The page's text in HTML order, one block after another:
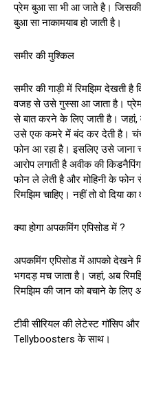
प्रेम बुआ सा भी आ जाते है।
बुआ सा नाकामयाब हो जाती है।
समीर की मुश्किल
समीर की गाड़ी में रिमझिम देखती है
वजह से उसे गुस्सा आ जाता है।
से बात करने के लिए जाती है। जहां,
उसे एक कमरे में बंद कर देती है।
फोन आ रहा है। इसलिए उसे जाना
आरोप लगाती है अवीक की
फोन ले लेती है और मोहिनी के
रिमझिम चाहिए। नहीं तो वो दिया
क्या होगा अपकमिंग एपिसोड में ?
अपकमिंग एपिसोड में आपको देखने
भगदड़ मच जाता है। जहां, अब
रिमझिम की जान को बचाने के लिए
टीवी सीरियल की लेटेस्ट गॉसिप
Tellyboosters के साथ।